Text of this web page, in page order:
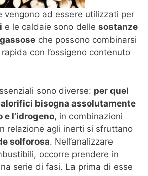
vengono ad essere utilizzati per
e le caldaie sono delle sostanze
che possono combinarsi
con l’ossigeno contenuto
sono diverse: per quel
bisogna assolutamente
l’idrogeno, in combinazioni
relazione agli inerti si sfruttano
solforosa. Nell’analizzare
occorre prendere in
serie di fasi. La prima di esse